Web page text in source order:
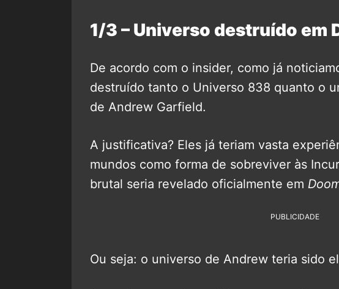
1/3 – Universo destruído em
De acordo com o insider, como já
destruído tanto o Universo 838 quanto o
de Andrew Garfield.
A justificativa? Eles já teriam vasta
mundos como forma de sobreviver às
brutal seria revelado oficialmente em
PUBLICIDADE
Ou seja: o universo de Andrew teria sido